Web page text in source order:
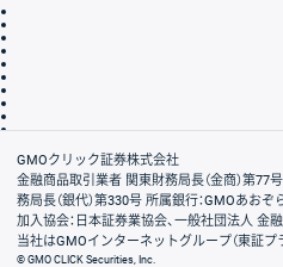
会社案内
GMOクリック証券株式会社
金融商品取引業者 関東財務局長（金商）第
務局長（銀代）第330号 所属銀行：GMOあお
加入協会：日本証券業協会、一般社団法人 金
当社はGMOインターネットグループ（東証プ
© GMO CLICK Securities, Inc.